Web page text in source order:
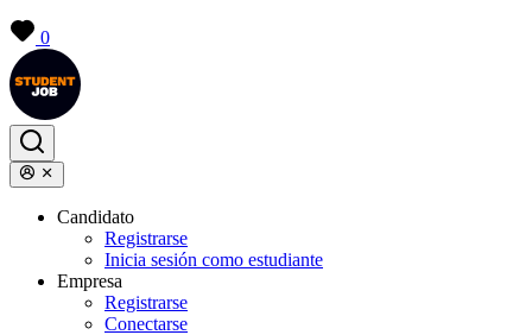
0
Candidato
Registrarse
Inicia sesión como estudiante
Empresa
Registrarse
Conectarse